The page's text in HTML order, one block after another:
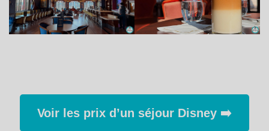
Voir les prix d’un séjour Disney ➡️